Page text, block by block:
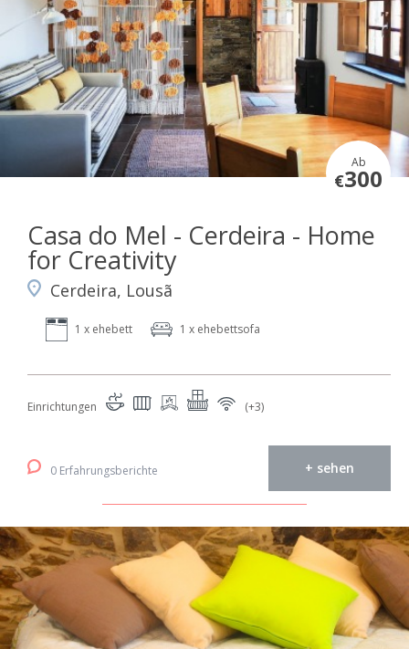
Ab
€300
Casa do Mel - Cerdeira - Home
for Creativity
Cerdeira, Lousã
1 x ehebett 1 x ehebettsofa
Einrichtungen (+3)
0 Erfahrungsberichte + sehen